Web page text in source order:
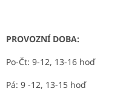
PROVOZNÍ DOBA:
Po-Čt: 9-12, 13-16 hoď
Pá: 9 -12, 13-15 hoď